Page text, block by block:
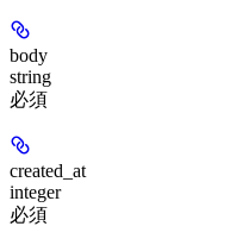
body
string
必須
created_at
integer
必須